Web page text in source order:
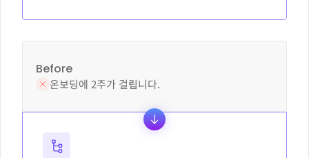
Before
온보딩에 2주가 걸립니다.